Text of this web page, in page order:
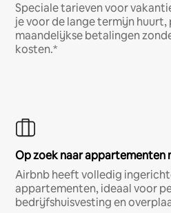
Speciale tarieven voor
je voor de lange termijn huurt,
maandelijkse betalingen
kosten.*
Op zoek naar appartementen
Airbnb heeft volledig
appartementen, ideaal voor
bedrijfshuisvesting en